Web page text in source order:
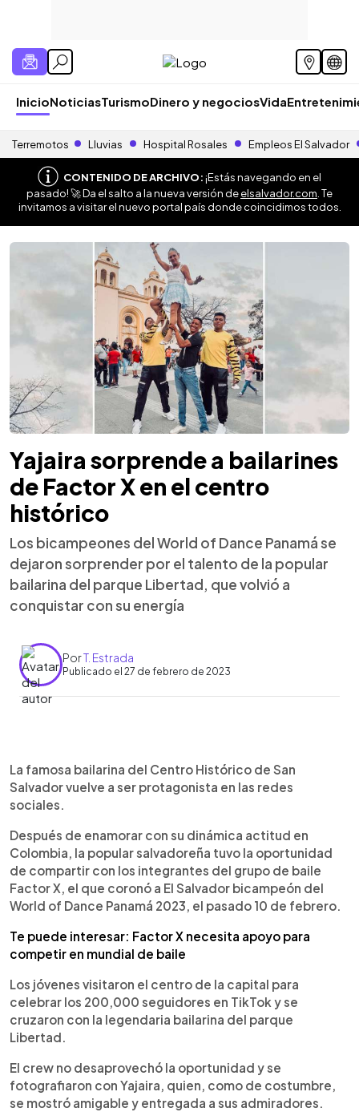
InicioNoticiasTurismoDinero y negociosVida
Terremotos Lluvias Hospital Rosales Empleos El Salvador
CONTENIDO DE ARCHIVO:¡Estás navegando en el
pasado! 🚀 Da el salto a la nueva versión deelsalvador.com . Te
invitamos a visitar el nuevo portal país donde coincidimos todos.
Yajaira sorprende a bailarines
de Factor X en el centro
histórico
Los bicampeones del World of Dance Panamá se
dejaron sorprender por el talento de la popular
bailarina del parque Libertad, que volvió a
conquistar con su energía
PorT. Estrada
Publicado el 27 de febrero de 2023
Escuchar artículo
La famosa bailarina del Centro Histórico de San
Salvador vuelve a ser protagonista en las redes
sociales.
Después de enamorar con su dinámica actitud en
Colombia, la popular salvadoreña tuvo la oportunidad
de compartir con los integrantes del grupo de baile
Factor X, el que coronó a El Salvador bicampeón del
World of Dance Panamá 2023, el pasado 10 de febrero.
Te puede interesar: Factor X necesita apoyo para
competir en mundial de baile
Los jóvenes visitaron el centro de la capital para
celebrar los 200,000 seguidores en TikTok y se
cruzaron con la legendaria bailarina del parque
Libertad.
El crew no desaprovechó la oportunidad y se
fotografiaron con Yajaira, quien, como de costumbre,
se mostró amigable y entregada a sus admiradores.